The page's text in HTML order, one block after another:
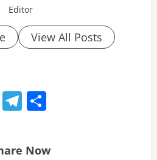
Editor
View All Posts
LinkedIn
Telegram
Now